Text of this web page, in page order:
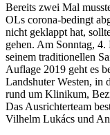
Bereits zwei Mal
OLs corona-bedingt
nicht geklappt hat,
gehen. Am Sonntag,
seinem traditionellen
Auflage 2019 geht es
Landshuter Westen, in
rund um Klinikum,
Das Ausrichterteam
Vilhelm Lukács und